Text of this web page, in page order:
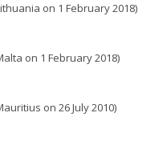
on 1 February 2018)
on 1 February 2018)
on 26 July 2010)